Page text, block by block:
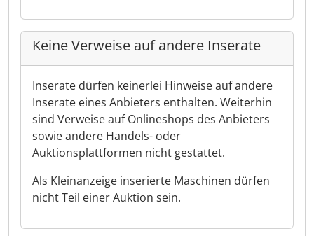
Keine Verweise auf andere Inserate
Inserate dürfen keinerlei Hinweise auf andere
Inserate eines Anbieters enthalten. Weiterhin
sind Verweise auf Onlineshops des Anbieters
sowie andere Handels- oder
Auktionsplattformen nicht gestattet.
Als Kleinanzeige inserierte Maschinen dürfen
nicht Teil einer Auktion sein.